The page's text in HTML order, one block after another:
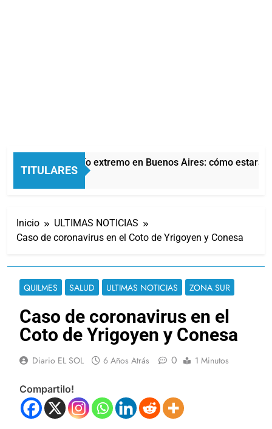
TITULARES
Alerta por frío extremo en Buenos Aires: cómo estará
23 Minutos Atrás
Inicio
ULTIMAS NOTICIAS
Caso de coronavirus en el Coto de Yrigoyen y Conesa
QUILMES SALUD ULTIMAS NOTICIAS ZONA SUR
Caso de coronavirus en el
Coto de Yrigoyen y Conesa
Diario EL SOL 6 Años Atrás 0 1 Minutos
Compartilo!